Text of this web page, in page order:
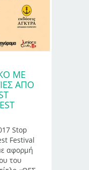
ΜΕ
ΑΠΟ
Stop
Festival
αφορμή
του